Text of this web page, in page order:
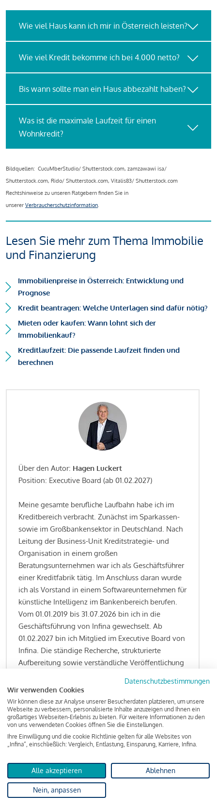
Wie viel Haus kann ich mir in Österreich leisten?
Wie viel Kredit bekomme ich bei 4.000 netto?
Bis wann sollte man ein Haus abbezahlt haben?
Was ist die maximale Laufzeit für einen
Wohnkredit?
Bildquellen: CucuMberStudio/ Shutterstock.com, zamzawawi isa/
Shutterstock.com, Rido/ Shutterstock.com, Vitalis83/ Shutterstock.com
Rechtshinweise zu unseren Ratgebern finden Sie in
unserer Verbraucherschutzinformation.
Lesen Sie mehr zum Thema Immobilie
und Finanzierung
Immobilienpreise in Österreich: Entwicklung und
Prognose
Kredit beantragen: Welche Unterlagen sind dafür nötig?
Mieten oder kaufen: Wann lohnt sich der
Immobilienkauf?
Kreditlaufzeit: Die passende Laufzeit finden und
berechnen
Über den Autor: Hagen Luckert
Position: Executive Board (ab 01.02.2027)
Meine gesamte berufliche Laufbahn habe ich im
Kreditbereich verbracht. Zunächst im Sparkassen-
sowie im Großbankensektor in Deutschland. Nach
Leitung der Business-Unit Kreditstrategie- und
Organisation in einem großen
Beratungsunternehmen war ich als Geschäftsführer
einer Kreditfabrik tätig. Im Anschluss daran wurde
ich als Vorstand in einem Softwareunternehmen für
künstliche Intelligenz im Bankenbereich berufen.
Vom 01.01.2019 bis 31.07.2026 bin ich in die
Geschäftsführung von Infina gewechselt. Ab
01.02.2027 bin ich Mitglied im Executive Board von
Infina. Die ständige Recherche, strukturierte
Aufbereitung sowie verständliche Veröffentlichung
Kreditgeschäft gehören zu den wesentlichen
Schwerpunktsetzungen meiner Funktion.
Lesen Sie meine Finanzierungs-Tipps
KreditindexDas Wohnkredit Barometer
Datenschutzbestimmungen
Wir verwenden Cookies
Wir können diese zur Analyse unserer Besucherdaten platzieren, um unsere
Webseite zu verbessern, personalisierte Inhalte anzuzeigen und Ihnen ein
großartiges Webseiten-Erlebnis zu bieten. Für weitere Informationen zu den
von uns verwendeten Cookies öffnen Sie die Einstellungen.
Ihre Einwilligung und die cookie Richtlinie gelten für alle Websites von
„Infina“, einschließlich: Vergleich, Entlastung, Einsparung, Karriere, Infina.
Alle akzeptieren Ablehnen
Nein, anpassen